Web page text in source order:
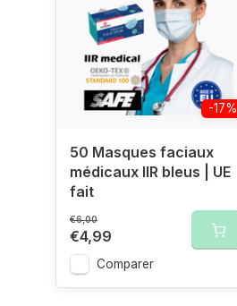
-17%
50 Masques faciaux
médicaux IIR bleus | UE
fait
€6,00
€4,99
Comparer